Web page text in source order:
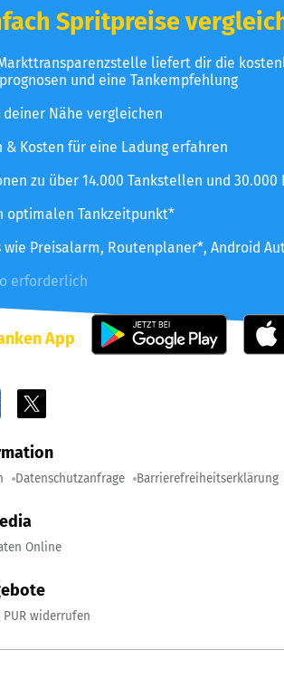
Spritpreise
liefert dir die
und eine Tankempfehlung
Nähe vergleichen
Kosten für eine Ladung erfahren
zu über 14.000 Tankstellen und 30.000
optimalen Tankzeitpunkt*
Preisalarm, Routenplaner*, Android
erforderlich
App
Datenschutzanfrage Barrierefreiheitserklärung
Online
widerrufen